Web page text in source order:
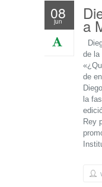
08
jun a
de la
de
la
Rey